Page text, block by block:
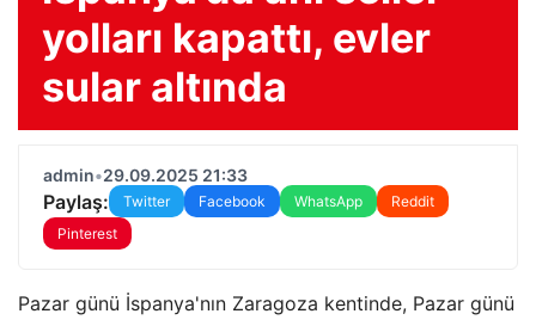
yolları kapattı, evler
sular altında
admin•29.09.2025 21:33
Paylaş: Twitter Facebook WhatsApp
Reddit
Pinterest
Pazar günü İspanya'nın Zaragoza kentinde, Pazar günü